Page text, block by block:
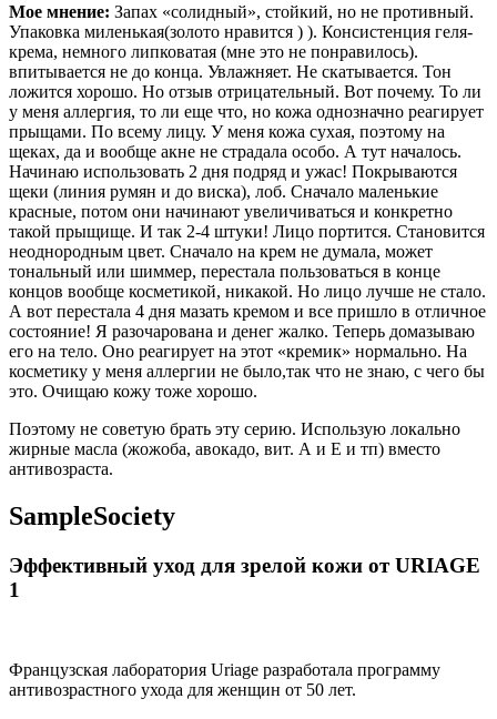
Мое мнение: Запах «солидный», стойкий, но не противный.
Упаковка миленькая(золото нравится ) ). Консистенция геля-
крема, немного липковатая (мне это не понравилось).
впитывается не до конца. Увлажняет. Не скатывается. Тон
ложится хорошо. Но отзыв отрицательный. Вот почему. То ли
у меня аллергия, то ли еще что, но кожа однозначно реагирует
прыщами. По всему лицу. У меня кожа сухая, поэтому на
щеках, да и вообще акне не страдала особо. А тут началось.
Начинаю использовать 2 дня подряд и ужас! Покрываются
щеки (линия румян и до виска), лоб. Сначало маленькие
красные, потом они начинают увеличиваться и конкретно
такой прыщище. И так 2-4 штуки! Лицо портится. Становится
неоднородным цвет. Сначало на крем не думала, может
тональный или шиммер, перестала пользоваться в конце
концов вообще косметикой, никакой. Но лицо лучше не стало.
А вот перестала 4 дня мазать кремом и все пришло в отличное
состояние! Я разочарована и денег жалко. Теперь домазываю
его на тело. Оно реагирует на этот «кремик» нормально. На
косметику у меня аллергии не было,так что не знаю, с чего бы
это. Очищаю кожу тоже хорошо.
Поэтому не советую брать эту серию. Использую локально
жирные масла (жожоба, авокадо, вит. А и Е и тп) вместо
антивозраста.
SampleSociety
Эффективный уход для зрелой кожи от URIAGE
1
Французская лаборатория Uriage разработала программу
антивозрастного ухода для женщин от 50 лет.